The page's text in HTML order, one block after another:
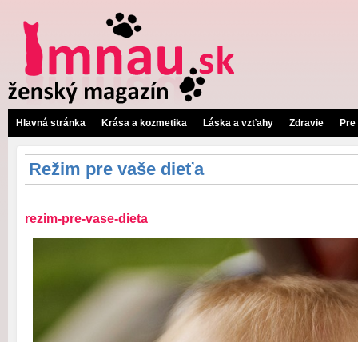
Hlavná stránka Krása a kozmetika Láska a vzťahy Zdravie
Režim pre vaše dieťa
rezim-pre-vase-dieta